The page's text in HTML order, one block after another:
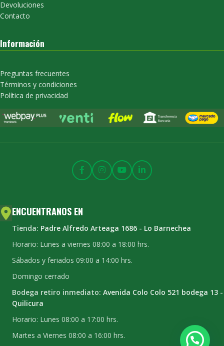
Devoluciones
Contacto
Información
Preguntas frecuentes
Términos y condiciones
Política de privacidad
ENCUENTRANOS EN
Tienda: Padre Alfredo Arteaga 1686 - Lo Barnechea
Horario: Lunes a viernes 08:00 a 18:00 hrs.
Sábados y feriados 09:00 a 14:00 hrs.
Domingo cerrado
Bodega retiro inmediato: Avenida Colo Colo 521 bodega 13 -
Quilicura
Horario: Lunes 08:00 a 17:00 hrs.
Martes a Viernes 08:00 a 16:00 hrs.